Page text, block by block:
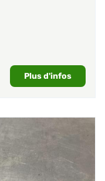
Plus d'infos